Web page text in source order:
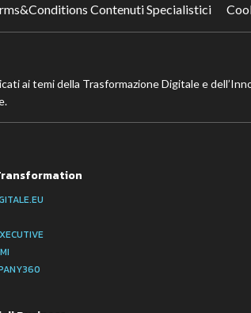
Contenuti Specialistici
ai temi della Trasformazione Digitale e